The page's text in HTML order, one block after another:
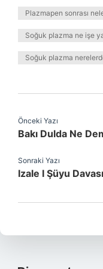
Plazmapen sonrası
Soğuk plazma ne işe
Soğuk plazma
Önceki Yazı
Bakı Dulda Ne
Sonraki Yazı
Izale I Şüyu